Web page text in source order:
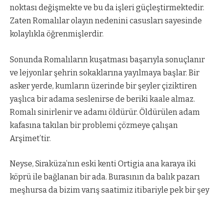
noktası değişmekte ve bu da işleri güçleştirmektedir.
Zaten Romalılar olayın nedenini casusları sayesinde
kolaylıkla öğrenmişlerdir.
Sonunda Romalıların kuşatması başarıyla sonuçlanır
ve lejyonlar şehrin sokaklarına yayılmaya başlar. Bir
asker yerde, kumların üzerinde bir şeyler çiziktiren
yaşlıca bir adama seslenirse de beriki kaale almaz.
Romalı sinirlenir ve adamı öldürür. Öldürülen adam
kafasına takılan bir problemi çözmeye çalışan
Arşimet’tir.
Neyse, Siraküza’nın eski kenti Ortigia ana karaya iki
köprü ile bağlanan bir ada. Burasının da balık pazarı
meşhursa da bizim varış saatimiz itibariyle pek bir şey